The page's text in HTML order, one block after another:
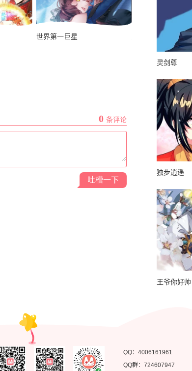
世界第一巨星 人质恋人
0 条评论
吐槽一下
灵剑尊
独步逍遥
王爷你好帅
QQ： 4006161961
QQ群： 724607947